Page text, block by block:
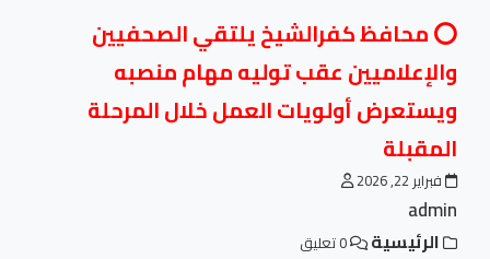
⭕️ محافظ كفرالشيخ يلتقي الصحفيين
والإعلاميين عقب توليه مهام منصبه
ويستعرض أولويات العمل خلال المرحلة
المقبلة
فبراير 22, 2026
admin
الرئيسية